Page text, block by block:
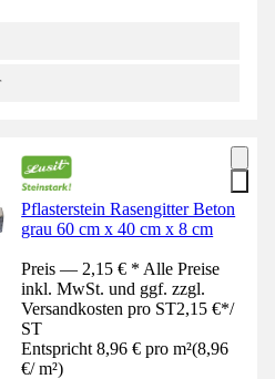
Pflasterstein Rasengitter Beton
grau 60 cm x 40 cm x 8 cm
Preis — 2,15 € * Alle Preise
inkl. MwSt. und ggf. zzgl.
Versandkosten pro ST2,15 €*/
ST
Entspricht 8,96 € pro m²(8,96
€/ m²)